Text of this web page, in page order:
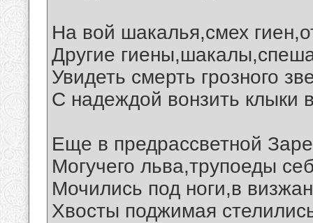
На вой шакалья,смех
Другие
Увидеть смерть грозного
С надеждой вонзить клыки
Еще в предрассветной
Могучего льва,трупоеды
Мочились под ноги,в
Хвосты поджимая